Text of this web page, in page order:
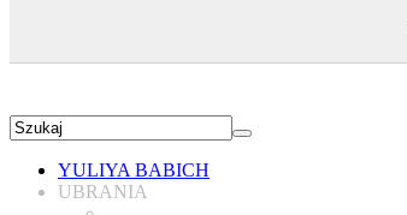
YULIYA BABICH
UBRANIA